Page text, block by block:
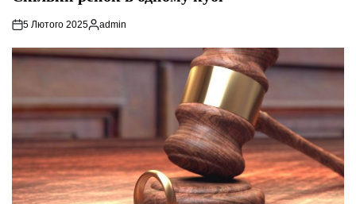
5 Лютого 2025
Опубліковано
admin